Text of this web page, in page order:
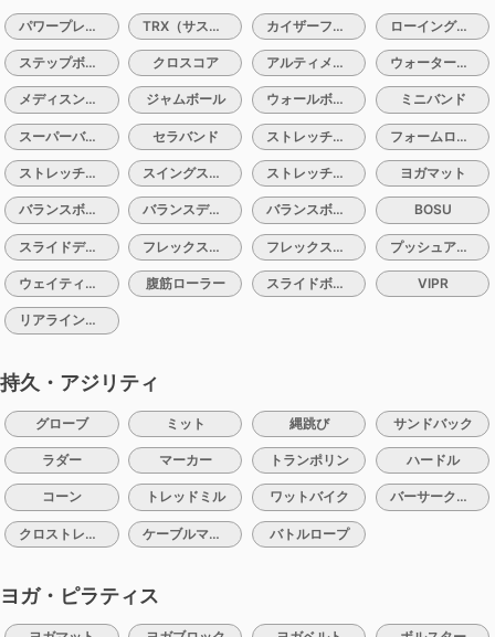
パワープレート TRX（サスペンショントレーナー） カイザーファンクショナルトレーナー ローイングエルゴメーター
ステップボード クロスコア アルティメイトサンドバック ウォーターバック
メディスンボール1〜5kg ジャムボール ウォールボール ミニバンド
スーパーバンド セラバンド ストレッチポール フォームローラー
ストレッチポールハーフ スイングストレッチ ストレッチマット ヨガマット
バランスボール バランスディスク バランスボード BOSU
スライドディスク（バルスライド） フレックスクッション フレックスバレル プッシュアップバー
ウェイティングベルト 腹筋ローラー スライドボード VIPR
リアラインコア
持久・アジリティ
グローブ ミット 縄跳び サンドバック
ラダー マーカー トランポリン ハードル
コーン トレッドミル ワットバイク バーサークライマー
クロストレーナー ケーブルマシン バトルロープ
ヨガ・ピラティス